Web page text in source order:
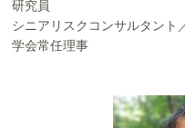
研究員
シニアリスクコンサルタント
学会常任理事